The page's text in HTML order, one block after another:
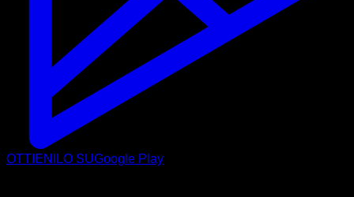
OTTIENILO SUGoogle Play